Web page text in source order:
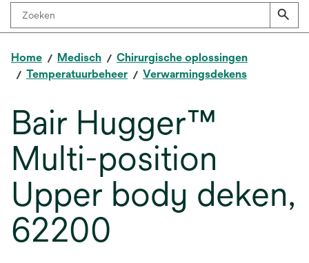
Home Medisch
Chirurgische oplossingen
Temperatuurbeheer
Verwarmingsdekens
Bair Hugger™
Multi-position
Upper body deken,
62200